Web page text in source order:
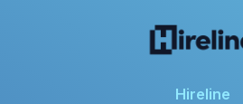
Hireline